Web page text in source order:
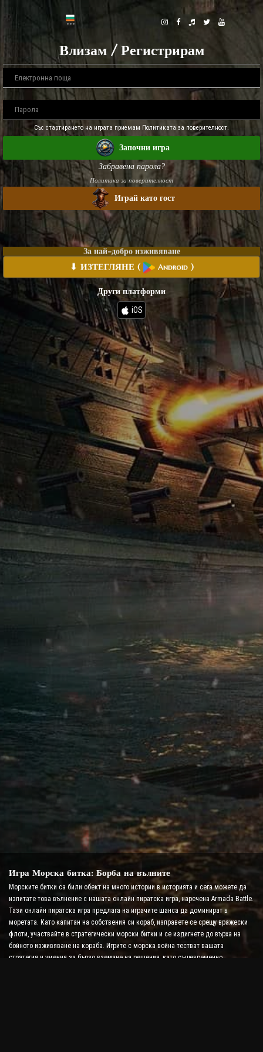
Влизам / Регистрирам
Със стартирането на играта приемам Политиката за поверителност.
Започни игра
Забравена парола?
Политика за поверителност
Играй като гост
За най-добро изживяване
⬇ ИЗТЕГЛЯНЕ ( Android)
Други платформи
iOS
Игра Морска битка: Борба на вълните
Морските битки са били обект на много истории в историята и сега можете да
изпитате това вълнение с нашата онлайн пиратска игра, наречена Armada Battle.
Тази онлайн пиратска игра предлага на играчите шанса да доминират в
моретата. Като капитан на собствения си кораб, изправете се срещу вражески
флоти, участвайте в стратегически морски битки и се издигнете до върха на
бойното изживяване на кораба. Игрите с морска война тестват вашата
стратегия и умения за бързо вземане на решения, като същевременно